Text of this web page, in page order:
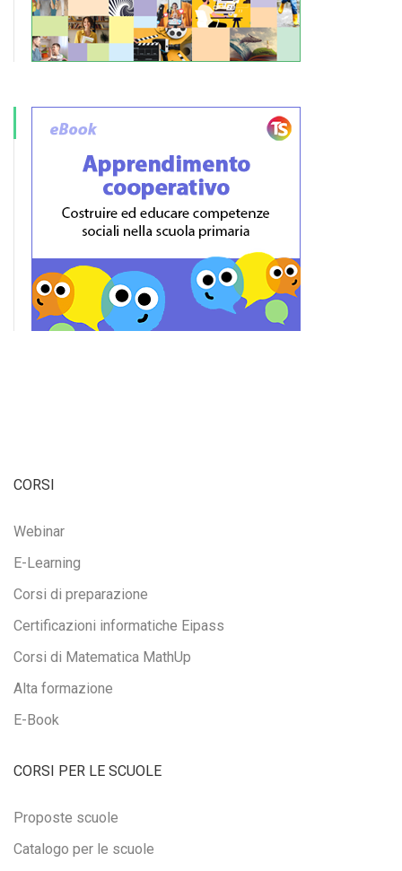
CORSI
Webinar
E-Learning
Corsi di preparazione
Certificazioni informatiche Eipass
Corsi di Matematica MathUp
Alta formazione
E-Book
CORSI PER LE SCUOLE
Proposte scuole
Catalogo per le scuole